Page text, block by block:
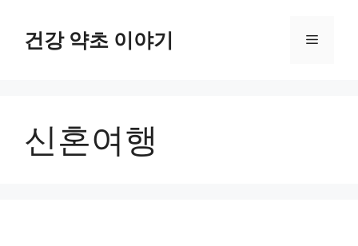
건강 약초 이야기 메
신혼여행